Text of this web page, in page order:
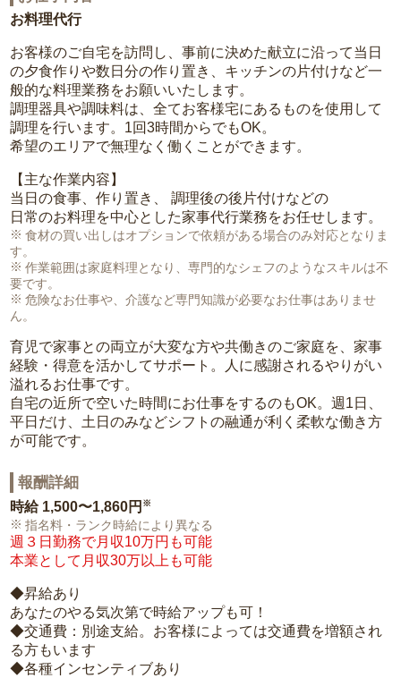
お料理代行
お客様のご自宅を訪問し、事前に決めた献立に沿って当日
の夕食作りや数日分の作り置き、キッチンの片付けなど一
般的な料理業務をお願いいたします。
調理器具や調味料は、全てお客様宅にあるものを使用して
調理を行います。1回3時間からでもOK。
希望のエリアで無理なく働くことができます。
【主な作業内容】
当日の食事、作り置き、 調理後の後片付けなどの
日常のお料理を中心とした家事代行業務をお任せします。
食材の買い出しはオプションで依頼がある場合のみ対応となりま
す。
作業範囲は家庭料理となり、専門的なシェフのようなスキルは不
要です。
危険なお仕事や、介護など専門知識が必要なお仕事はありませ
ん。
育児で家事との両立が大変な方や共働きのご家庭を、家事
経験・得意を活かしてサポート。人に感謝されるやりがい
溢れるお仕事です。
自宅の近所で空いた時間にお仕事をするのもOK。週1日、
平日だけ、土日のみなどシフトの融通が利く柔軟な働き方
が可能です。
報酬詳細
時給 1,500〜1,860円 ※
指名料・ランク時給により異なる
週３日勤務で月収10万円も可能
本業として月収30万以上も可能
◆昇給あり
あなたのやる気次第で時給アップも可！
◆交通費：別途支給。お客様によっては交通費を増額され
る方もいます
◆各種インセンティブあり